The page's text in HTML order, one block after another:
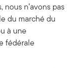
n’avons pas
du marché du
à une
fédérale